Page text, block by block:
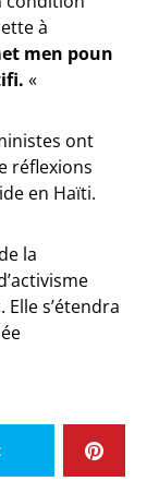
à
men poun
«
ont
réflexions
en Haïti.
la
s’étendra